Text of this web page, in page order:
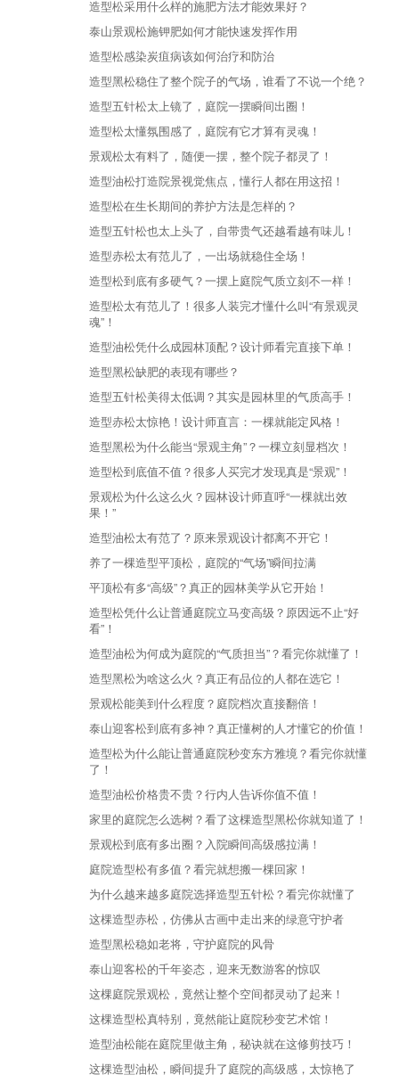
造型松采用什么样的施肥方法才能效果好？
泰山景观松施钾肥如何才能快速发挥作用
造型松感染炭疽病该如何治疗和防治
造型黑松稳住了整个院子的气场，谁看了不说一个绝？
造型五针松太上镜了，庭院一摆瞬间出圈！
造型松太懂氛围感了，庭院有它才算有灵魂！
景观松太有料了，随便一摆，整个院子都灵了！
造型油松打造院景视觉焦点，懂行人都在用这招！
造型松在生长期间的养护方法是怎样的？
造型五针松也太上头了，自带贵气还越看越有味儿！
造型赤松太有范儿了，一出场就稳住全场！
造型松到底有多硬气？一摆上庭院气质立刻不一样！
造型松太有范儿了！很多人装完才懂什么叫“有景观灵
魂”！
造型油松凭什么成园林顶配？设计师看完直接下单！
造型黑松缺肥的表现有哪些？
造型五针松美得太低调？其实是园林里的气质高手！
造型赤松太惊艳！设计师直言：一棵就能定风格！
造型黑松为什么能当“景观主角”？一棵立刻显档次！
造型松到底值不值？很多人买完才发现真是“景观”！
景观松为什么这么火？园林设计师直呼“一棵就出效
果！”
造型油松太有范了？原来景观设计都离不开它！
养了一棵造型平顶松，庭院的“气场”瞬间拉满
平顶松有多“高级”？真正的园林美学从它开始！
造型松凭什么让普通庭院立马变高级？原因远不止“好
看”！
造型油松为何成为庭院的“气质担当”？看完你就懂了！
造型黑松为啥这么火？真正有品位的人都在选它！
景观松能美到什么程度？庭院档次直接翻倍！
泰山迎客松到底有多神？真正懂树的人才懂它的价值！
造型松为什么能让普通庭院秒变东方雅境？看完你就懂
了！
造型油松价格贵不贵？行内人告诉你值不值！
家里的庭院怎么选树？看了这棵造型黑松你就知道了！
景观松到底有多出圈？入院瞬间高级感拉满！
庭院造型松有多值？看完就想搬一棵回家！
为什么越来越多庭院选择造型五针松？看完你就懂了
这棵造型赤松，仿佛从古画中走出来的绿意守护者
造型黑松稳如老将，守护庭院的风骨
泰山迎客松的千年姿态，迎来无数游客的惊叹
这棵庭院景观松，竟然让整个空间都灵动了起来！
这棵造型松真特别，竟然能让庭院秒变艺术馆！
造型油松能在庭院里做主角，秘诀就在这修剪技巧！
这棵造型油松，瞬间提升了庭院的高级感，太惊艳了